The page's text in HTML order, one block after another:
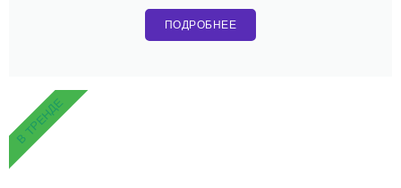
ПОДРОБНЕЕ
В ТРЕНДЕ